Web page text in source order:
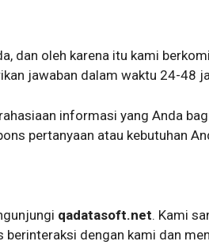
dan oleh karena itu kami
jawaban dalam waktu 24-48
informasi yang Anda
pertanyaan atau kebutuhan
qadatasoft.net. Kami
dengan kami dan